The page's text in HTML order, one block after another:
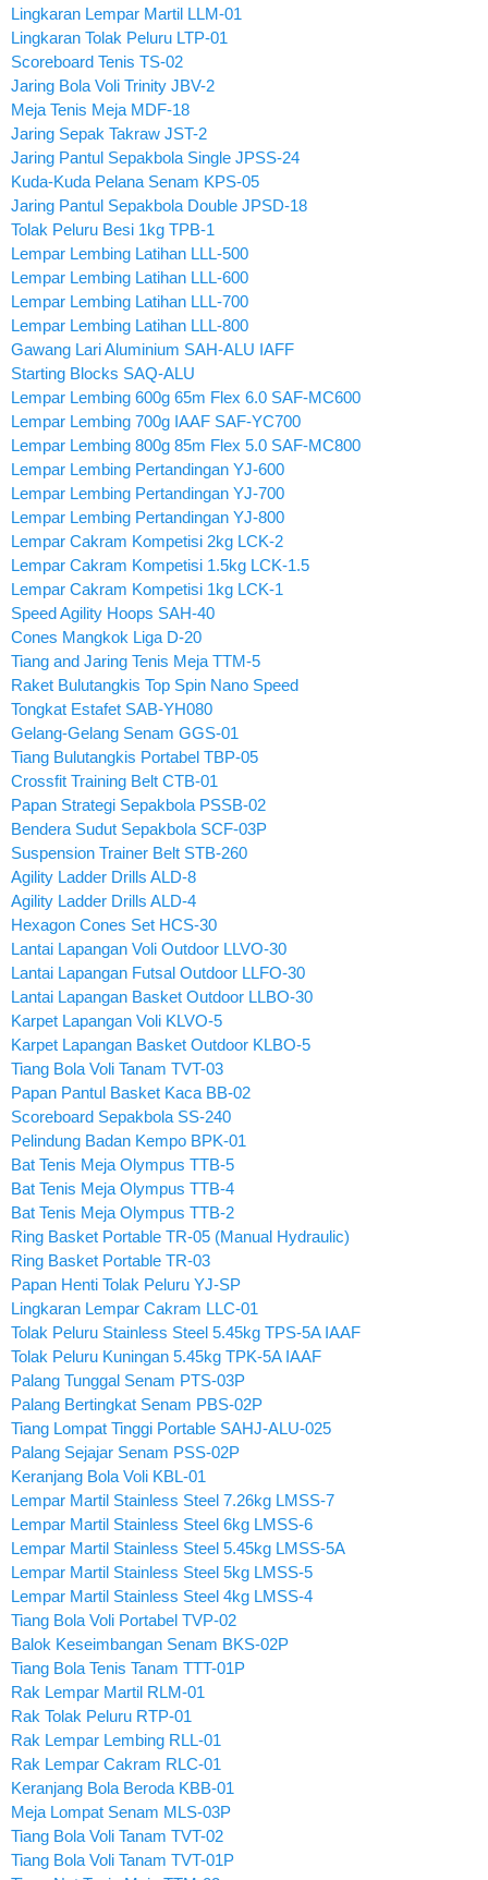
Lingkaran Lempar Martil LLM-01
Lingkaran Tolak Peluru LTP-01
Scoreboard Tenis TS-02
Jaring Bola Voli Trinity JBV-2
Meja Tenis Meja MDF-18
Jaring Sepak Takraw JST-2
Jaring Pantul Sepakbola Single JPSS-24
Kuda-Kuda Pelana Senam KPS-05
Jaring Pantul Sepakbola Double JPSD-18
Tolak Peluru Besi 1kg TPB-1
Lempar Lembing Latihan LLL-500
Lempar Lembing Latihan LLL-600
Lempar Lembing Latihan LLL-700
Lempar Lembing Latihan LLL-800
Gawang Lari Aluminium SAH-ALU IAFF
Starting Blocks SAQ-ALU
Lempar Lembing 600g 65m Flex 6.0 SAF-MC600
Lempar Lembing 700g IAAF SAF-YC700
Lempar Lembing 800g 85m Flex 5.0 SAF-MC800
Lempar Lembing Pertandingan YJ-600
Lempar Lembing Pertandingan YJ-700
Lempar Lembing Pertandingan YJ-800
Lempar Cakram Kompetisi 2kg LCK-2
Lempar Cakram Kompetisi 1.5kg LCK-1.5
Lempar Cakram Kompetisi 1kg LCK-1
Speed Agility Hoops SAH-40
Cones Mangkok Liga D-20
Tiang and Jaring Tenis Meja TTM-5
Raket Bulutangkis Top Spin Nano Speed
Tongkat Estafet SAB-YH080
Gelang-Gelang Senam GGS-01
Tiang Bulutangkis Portabel TBP-05
Crossfit Training Belt CTB-01
Papan Strategi Sepakbola PSSB-02
Bendera Sudut Sepakbola SCF-03P
Suspension Trainer Belt STB-260
Agility Ladder Drills ALD-8
Agility Ladder Drills ALD-4
Hexagon Cones Set HCS-30
Lantai Lapangan Voli Outdoor LLVO-30
Lantai Lapangan Futsal Outdoor LLFO-30
Lantai Lapangan Basket Outdoor LLBO-30
Karpet Lapangan Voli KLVO-5
Karpet Lapangan Basket Outdoor KLBO-5
Tiang Bola Voli Tanam TVT-03
Papan Pantul Basket Kaca BB-02
Scoreboard Sepakbola SS-240
Pelindung Badan Kempo BPK-01
Bat Tenis Meja Olympus TTB-5
Bat Tenis Meja Olympus TTB-4
Bat Tenis Meja Olympus TTB-2
Ring Basket Portable TR-05 (Manual Hydraulic)
Ring Basket Portable TR-03
Papan Henti Tolak Peluru YJ-SP
Lingkaran Lempar Cakram LLC-01
Tolak Peluru Stainless Steel 5.45kg TPS-5A IAAF
Tolak Peluru Kuningan 5.45kg TPK-5A IAAF
Palang Tunggal Senam PTS-03P
Palang Bertingkat Senam PBS-02P
Tiang Lompat Tinggi Portable SAHJ-ALU-025
Palang Sejajar Senam PSS-02P
Keranjang Bola Voli KBL-01
Lempar Martil Stainless Steel 7.26kg LMSS-7
Lempar Martil Stainless Steel 6kg LMSS-6
Lempar Martil Stainless Steel 5.45kg LMSS-5A
Lempar Martil Stainless Steel 5kg LMSS-5
Lempar Martil Stainless Steel 4kg LMSS-4
Tiang Bola Voli Portabel TVP-02
Balok Keseimbangan Senam BKS-02P
Tiang Bola Tenis Tanam TTT-01P
Rak Lempar Martil RLM-01
Rak Tolak Peluru RTP-01
Rak Lempar Lembing RLL-01
Rak Lempar Cakram RLC-01
Keranjang Bola Beroda KBB-01
Meja Lompat Senam MLS-03P
Tiang Bola Voli Tanam TVT-02
Tiang Bola Voli Tanam TVT-01P